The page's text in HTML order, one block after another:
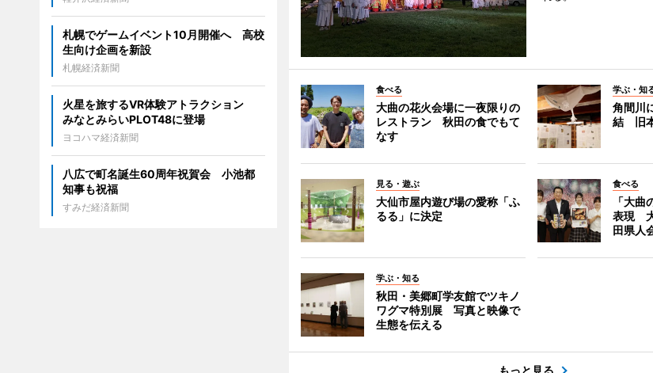
食べる
大曲の花火会場に一夜限りの
レストラン 秋田の食でもて
なす
学ぶ・知
角間川
結 旧
見る・遊ぶ
大仙市屋内遊び場の愛称「ふ
るる」に決定
食べる
「大
表現
田県人
学ぶ・知る
秋田・美郷町学友館でツキノ
ワグマ特別展 写真と映像で
生態を伝える
もっと見る
札幌でゲームイベント10月開催へ 高校
生向け企画を新設
札幌経済新聞
火星を旅するVR体験アトラクション
みなとみらいPLOT48に登場
ヨコハマ経済新聞
八広で町名誕生60周年祝賀会 小池都
知事も祝福
すみだ経済新聞